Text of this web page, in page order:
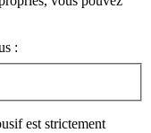
:
est strictement